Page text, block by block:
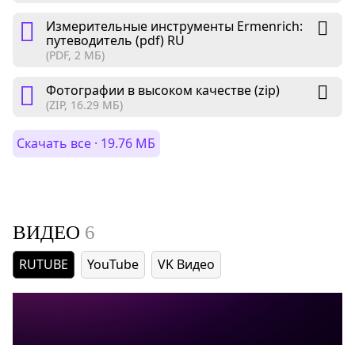
Измерительные инструменты Ermenrich:
путеводитель (pdf) RU
(PDF, 2 МБ)
Фотографии в высоком качестве (zip)
(ZIP, 16.29 МБ)
Скачать все · 19.76 МБ
ВИДЕО 6
RUTUBE YouTube VK Видео